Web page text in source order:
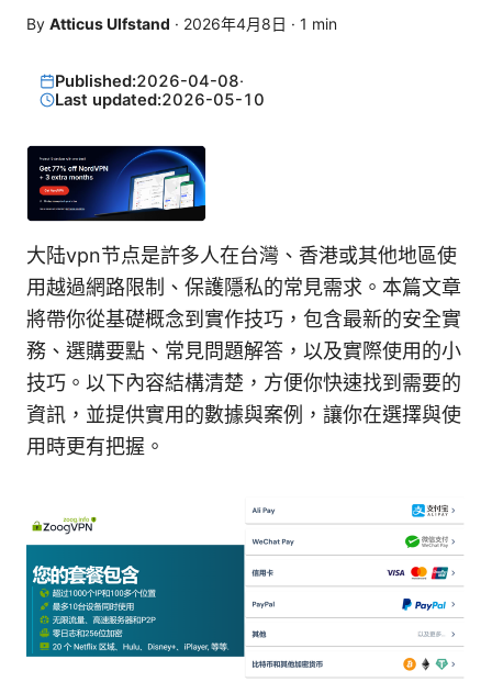
By Atticus Ulfstand · 2026年4月8日 · 1 min
Published:2026-04-08·
Last updated:2026-05-10
大陆vpn节点是許多人在台灣、香港或其他地區使
用越過網路限制、保護隱私的常見需求。本篇文章
將帶你從基礎概念到實作技巧，包含最新的安全實
務、選購要點、常見問題解答，以及實際使用的小
技巧。以下內容結構清楚，方便你快速找到需要的
資訊，並提供實用的數據與案例，讓你在選擇與使
用時更有把握。